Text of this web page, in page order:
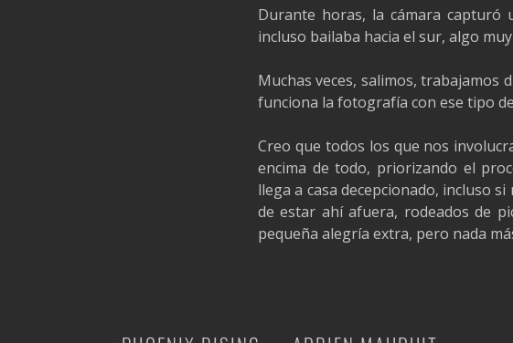
Durante horas, la cámara capturó
incluso bailaba hacia el sur, algo
Muchas veces, salimos, trabajamos
funciona la fotografía con ese tipo
Creo que todos los que nos
encima de todo, priorizando el
llega a casa decepcionado, incluso
de estar ahí afuera, rodeados de
pequeña alegría extra, pero nada